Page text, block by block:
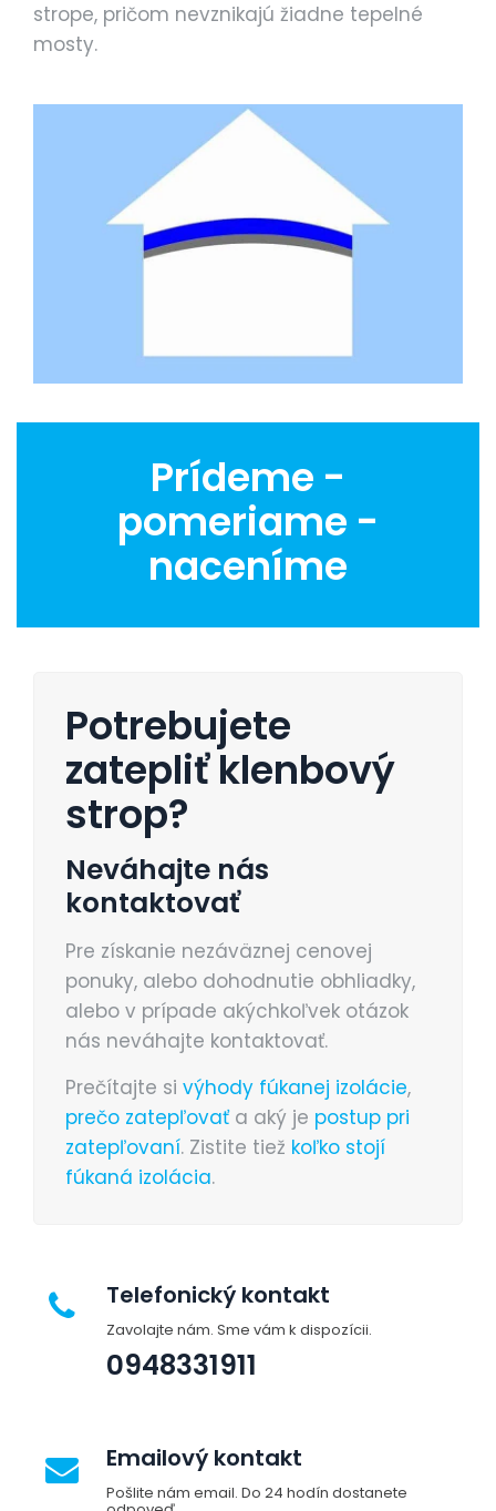
strope, pričom nevznikajú žiadne tepelné
mosty.
Prídeme -
pomeriame -
naceníme
Potrebujete
zatepliť klenbový
strop?
Neváhajte nás
kontaktovať
Pre získanie nezáväznej cenovej
ponuky, alebo dohodnutie obhliadky,
alebo v prípade akýchkoľvek otázok
nás neváhajte kontaktovať.
Prečítajte si výhody fúkanej izolácie,
prečo zatepľovaťa aký je postup pri
zatepľovaní. Zistite tiež koľko stojí
fúkaná izolácia.
Telefonický kontakt
Zavolajte nám. Sme vám k dispozícii.
0948331911
Emailový kontakt
Pošlite nám email. Do 24 hodín dostanete